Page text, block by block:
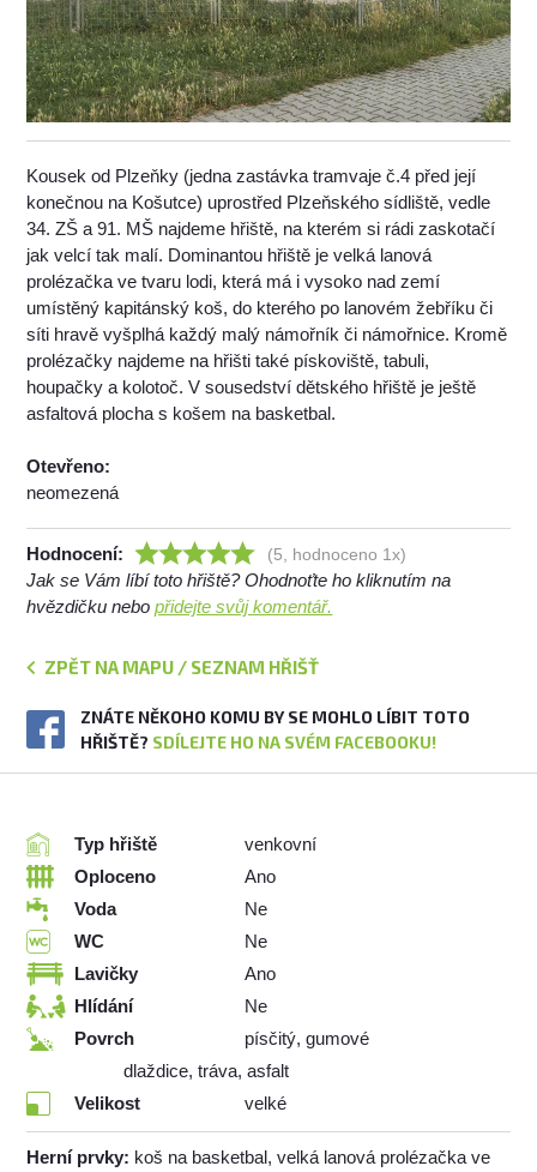
Kousek od Plzeňky (jedna zastávka tramvaje č.4 před její
konečnou na Košutce) uprostřed Plzeňského sídliště, vedle
34. ZŠ a 91. MŠ najdeme hřiště, na kterém si rádi zaskotačí
jak velcí tak malí. Dominantou hřiště je velká lanová
prolézačka ve tvaru lodi, která má i vysoko nad zemí
umístěný kapitánský koš, do kterého po lanovém žebříku či
síti hravě vyšplhá každý malý námořník či námořnice. Kromě
prolézačky najdeme na hřišti také pískoviště, tabuli,
houpačky a kolotoč. V sousedství dětského hřiště je ještě
asfaltová plocha s košem na basketbal.
Otevřeno:
neomezená
Hodnocení: (5, hodnoceno 1x)
Jak se Vám líbí toto hřiště? Ohodnoťte ho kliknutím na
hvězdičku nebopřidejte svůj komentář.
ZPĚT NA MAPU / SEZNAM HŘIŠŤ
ZNÁTE NĚKOHO KOMU BY SE MOHLO LÍBIT TOTO
HŘIŠTĚ? SDÍLEJTE HO NA SVÉM FACEBOOKU!
Typ hřiště
venkovní
Oploceno
Ano
Voda
Ne
WC
Ne
Lavičky
Ano
Hlídání
Ne
Povrch
písčitý, gumové
dlaždice, tráva, asfalt
Velikost
velké
Herní prvky: koš na basketbal, velká lanová prolézačka ve